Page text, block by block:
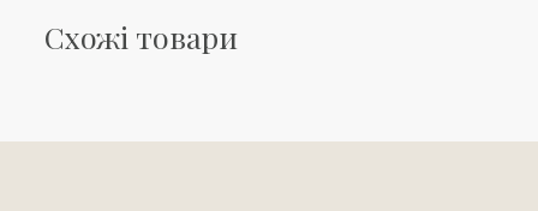
Схожі товари